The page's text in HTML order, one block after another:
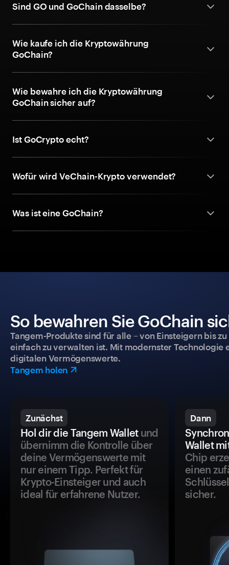
Sind GO und GoChain dasselbe?
Wie kaufe ich die Kryptowährung
GoChain?
Wie bewahre ich die Kryptowährung
GoChain sicher auf?
Ist GoCrypto echt?
Wofür wird VeChain-Krypto verwendet?
Was ist eine GoChain?
So bewahren Sie GoChain
Tangem-Produkte sind für alle – von Einsteigern bis
einfach zu verwalten ist. Mit modernster
digitalen Vermögenswerte.
Tangem holen
Zunächst
Hol dir die Tangem Walletund
übernimm die Kontrolle über
deine Vermögenswerte mit
nur einem Tipp. Perfekt für
Krypto-Einsteiger und auch
ideal für erfahrene Nutzer.
Dann
Wallet
Chip
einen
sicher.